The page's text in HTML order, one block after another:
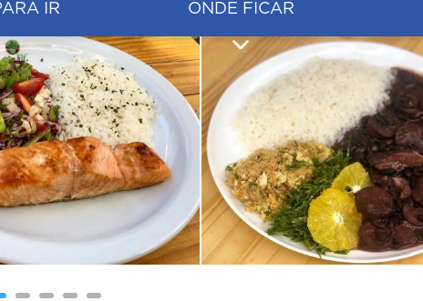
IR ONDE FICAR